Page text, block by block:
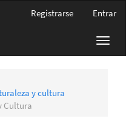
Registrarse Entrar
y cultura
Cultura